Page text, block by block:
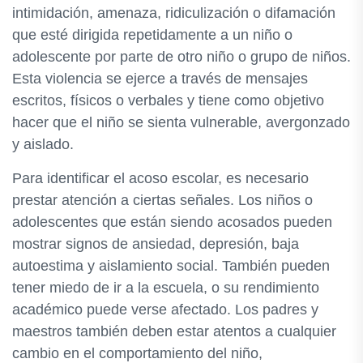
intimidación, amenaza, ridiculización o difamación
que esté dirigida repetidamente a un niño o
adolescente por parte de otro niño o grupo de niños.
Esta violencia se ejerce a través de mensajes
escritos, físicos o verbales y tiene como objetivo
hacer que el niño se sienta vulnerable, avergonzado
y aislado.
Para identificar el acoso escolar, es necesario
prestar atención a ciertas señales. Los niños o
adolescentes que están siendo acosados pueden
mostrar signos de ansiedad, depresión, baja
autoestima y aislamiento social. También pueden
tener miedo de ir a la escuela, o su rendimiento
académico puede verse afectado. Los padres y
maestros también deben estar atentos a cualquier
cambio en el comportamiento del niño,